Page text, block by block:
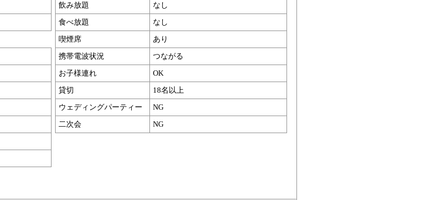
飲み放題
なし
食べ放題
なし
喫煙席
あり
携帯電波状況
つながる
お子様連れ
OK
貸切
18名以上
ウェディングパーティー
NG
二次会
NG